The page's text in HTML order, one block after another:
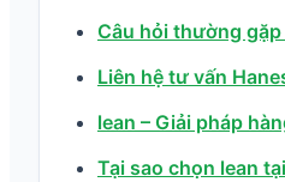
Câu hỏi thường
Liên hệ tư vấn
lean – Giải pháp
Tại sao chọn lean